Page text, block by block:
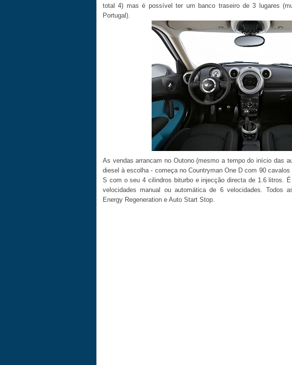
total 4) mas é possível ter um banco traseiro de 3 lugares
Portugal).
As vendas arrancam no Outono (mesmo a tempo do início das
diesel à escolha - começa no Countryman One D com 90
S com o seu 4 cilindros biturbo e injecção directa de 1.6 litros.
velocidades manual ou automática de 6 velocidades. Todos
Energy Regeneration e Auto Start Stop.